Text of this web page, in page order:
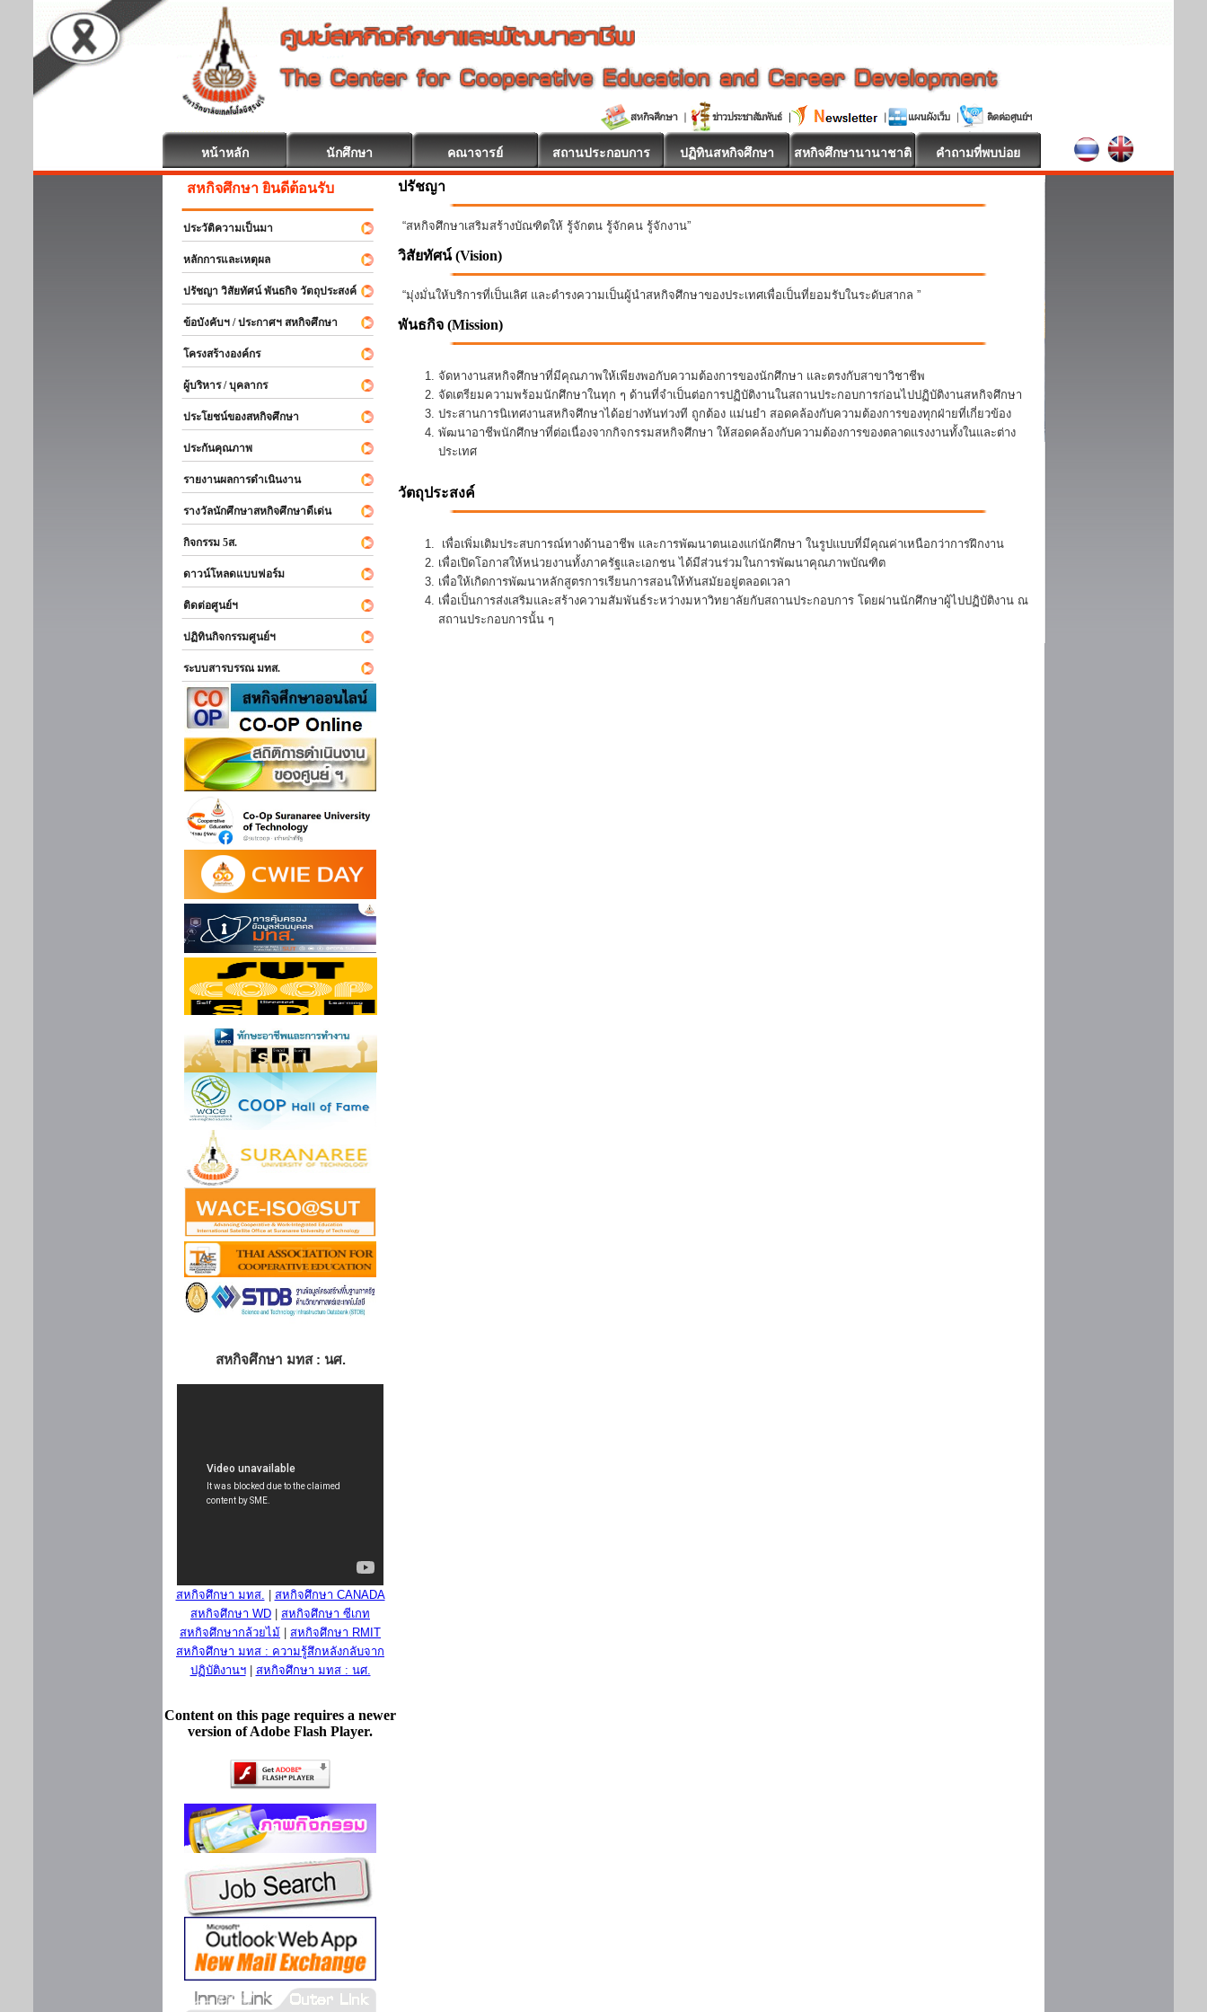
หน้าหลัก นักศึกษา คณาจารย์ สถานประกอบการ ปฏิทินสหกิจศึกษา สหกิจศึกษานานาชาติ คำถามที่พบบ่อย
สหกิจศึกษา ยินดีต้อนรับ
ประวัติความเป็นมา
หลักการและเหตุผล
ปรัชญา วิสัยทัศน์ พันธกิจ วัตถุประสงค์
ข้อบังคับฯ / ประกาศฯ สหกิจศึกษา
โครงสร้างองค์กร
ผู้บริหาร / บุคลากร
ประโยชน์ของสหกิจศึกษา
ประกันคุณภาพ
รายงานผลการดำเนินงาน
รางวัลนักศึกษาสหกิจศึกษาดีเด่น
กิจกรรม 5ส.
ดาวน์โหลดแบบฟอร์ม
ติดต่อศูนย์ฯ
ปฏิทินกิจกรรมศูนย์ฯ
ระบบสารบรรณ มทส.
สหกิจศึกษา มทส : นศ.
สหกิจศึกษา มทส.
สหกิจศึกษา CANADA
สหกิจศึกษา WD
สหกิจศึกษา ซีเกท
สหกิจศึกษากล้วยไม้
สหกิจศึกษา RMIT
สหกิจศึกษา มทส : ความรู้สึกหลังกลับจาก
ปฏิบัติงานฯ| สหกิจศึกษา มทส : นศ.
Content on this page requires a newer
version of Adobe Flash Player.
ปรัชญา
“สหกิจศึกษาเสริมสร้างบัณฑิตให้ รู้จักตน รู้จักคน รู้จักงาน”
วิสัยทัศน์ (Vision)
“มุ่งมั่นให้บริการที่เป็นเลิศ และดำรงความเป็นผู้นำสหกิจศึกษาของประเทศเพื่อเป็นที่ยอมรับในระดับสากล ”
พันธกิจ (Mission)
จัดหางานสหกิจศึกษาที่มีคุณภาพให้เพียงพอกับความต้องการของนักศึกษา และตรงกับสาขาวิชาชีพ
จัดเตรียมความพร้อมนักศึกษาในทุก ๆ ด้านที่จำเป็นต่อการปฏิบัติงานในสถานประกอบการก่อนไปปฏิบัติงานสหกิจศึกษา
ประสานการนิเทศงานสหกิจศึกษาได้อย่างทันท่วงที ถูกต้อง แม่นยำ สอดคล้องกับความต้องการของทุกฝ่ายที่เกี่ยวข้อง
พัฒนาอาชีพนักศึกษาที่ต่อเนื่องจากกิจกรรมสหกิจศึกษา ให้สอดคล้องกับความต้องการของตลาดแรงงานทั้งในและต่าง
ประเทศ
วัตถุประสงค์
เพื่อเพิ่มเติมประสบการณ์ทางด้านอาชีพ และการพัฒนาตนเองแก่นักศึกษา ในรูปแบบที่มีคุณค่าเหนือกว่าการฝึกงาน
เพื่อเปิดโอกาสให้หน่วยงานทั้งภาครัฐและเอกชน ได้มีส่วนร่วมในการพัฒนาคุณภาพบัณฑิต
เพื่อให้เกิดการพัฒนาหลักสูตรการเรียนการสอนให้ทันสมัยอยู่ตลอดเวลา
เพื่อเป็นการส่งเสริมและสร้างความสัมพันธ์ระหว่างมหาวิทยาลัยกับสถานประกอบการ โดยผ่านนักศึกษาผู้ไปปฏิบัติงาน ณ
สถานประกอบการนั้น ๆ